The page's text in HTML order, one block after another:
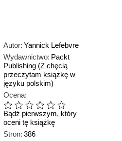
Autor: Yannick Lefebvre
Wydawnictwo: Packt
Publishing (Z chęcią
przeczytam książkę w
języku polskim)
Ocena:
Bądź pierwszym, który
oceni tę książkę
Stron: 386